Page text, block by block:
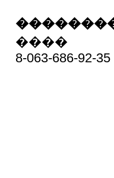
����
8-063-686-92-35